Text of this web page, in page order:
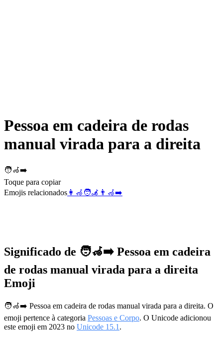
Pessoa em cadeira de rodas
manual virada para a direita
🧑‍🦽‍➡️
Toque para copiar
Emojis relacionados 👩‍🦽 🧑‍🦼 👨‍🦽➡️
Significado de 🧑‍🦽‍➡️ Pessoa em cadeira
de rodas manual virada para a direita
Emoji
🧑‍🦽‍➡️ Pessoa em cadeira de rodas manual virada para a direita. O
emoji pertence à categoria Pessoas e Corpo. O Unicode adicionou
este emoji em 2023 no Unicode 15.1 .